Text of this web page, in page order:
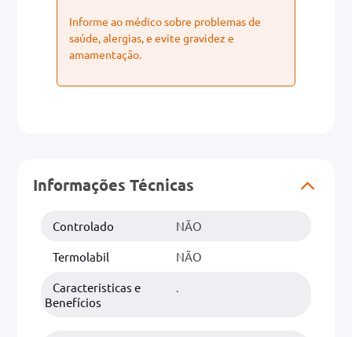
Informe ao médico sobre problemas de
saúde, alergias, e evite gravidez e
amamentação.
Informações Técnicas
Controlado NÃO
Termolabil NÃO
Caracteristicas e
Benefícios